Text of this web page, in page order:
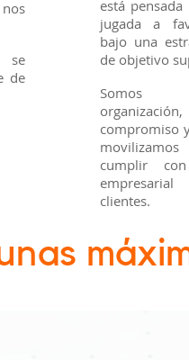
se
de
está
jugada a
bajo una
de objetivo
Somos
organización,
compromiso
cumplir
clientes.